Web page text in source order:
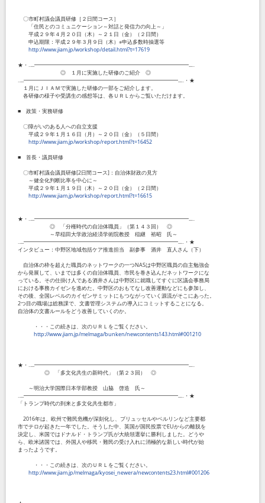
〇市町村議会議員研修［２日間コース］
「住民とのコミュニケーション～対話と発信力の向上～」
平成２９年４月２０日（木）～２１日（金）（２日間）
申込期限：平成２９年３月９日（木）※申込多数時抽選等
http://www.jiam.jp/workshop/detail.html?t=17619
★・‥...━━━━━━━━━━━━━━━━━━━━━━━━━━━━━...‥
◎ １月に実施した研修のご紹介 ◎
‥...━━━━━━━━━━━━━━━━━━━━━━━━━━━━━...‥・★
１月にＪＩＡＭで実施した研修の一部をご紹介します。
各研修の様子や受講生の感想等は、各ＵＲＬからご覧いただけます。
■ 政策・実務研修
〇障がいのある人への自立支援
平成２９年１月１６日（月）～２０日（金）（５日間）
http://www.jiam.jp/workshop/report.html?t=16452
■ 首長・議員研修
〇市町村議会議員研修[2日間コース]：自治体財政の見方
～健全化判断比率を中心に～
平成２９年１月１９日（木）～２０日（金）（２日間）
http://www.jiam.jp/workshop/report.html?t=16615
★・‥...━━━━━━━━━━━━━━━━━━━━━━━━━━━━━...‥
◎ 「分権時代の自治体職員」（第１４３回） ◎
～早稲田大学政治経済学術院教授 稲継 裕昭 氏～
‥...━━━━━━━━━━━━━━━━━━━━━━━━━━━━━...‥・★
インタビュー：中野区地域包括ケア推進担当 副参事 酒井 直人さん（下）
自治体の枠を超えた職員のネットワークの一つNASは中野区職員の自主勉強会
から発展して、いまでは多くの自治体職員、市民を巻き込んだネットワークにな
っている。その仕掛け人である酒井さんは中野区に就職してすぐに区議会事務局
における事務カイゼンを進めた。中野区のおもてなし改善運動などにも参加し、
その後、全国レベルのカイゼンサミットにもつながっていく源流がそこにあった。
2つ目の職場は総務課で、文書管理システムの導入にコミットすることになる。
自治体の文書ルールをどう改善していくのか。
・・・この続きは、次のＵＲＬをご覧ください。
http://www.jiam.jp/melmaga/bunken/newcontents143.html#001210
★・‥...━━━━━━━━━━━━━━━━━━━━━━━━━━━━━...‥
◎ 「多文化共生の新時代」（第２３回） ◎
～明治大学国際日本学部教授 山脇 啓造 氏～
‥...━━━━━━━━━━━━━━━━━━━━━━━━━━━━━...‥・★
「トランプ時代の到来と多文化共生都市」
2016年は、欧州で難民危機が深刻化し、ブリュッセルやベルリンなど主要都
市でテロが起きた一年でした。そうした中、英国が国民投票でEUからの離脱を
決定し、米国ではドナルド・トランプ氏が大統領選挙に勝利しました。どうや
ら、欧米諸国では、外国人や移民・難民の受け入れに消極的な新しい時代が始
まったようです。
・・・この続きは、次のＵＲＬをご覧ください。
http://www.jiam.jp/melmaga/kyosei_newera/newcontents23.html#001206